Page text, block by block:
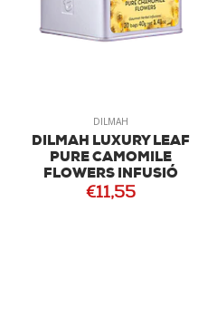
DILMAH
DILMAH LUXURY LEAF
PURE CAMOMILE
FLOWERS INFUSIÓ
€11,55